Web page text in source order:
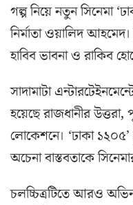
গল্প নিয়ে নতুন সিনেমা
নির্মাতা ওয়ালিদ
হাবিব ভাবনা ও রাকিব
সাদামাটা
হয়েছে রাজধানীর উত্তরা,
লোকেশনে। ‘ঢাকা
অচেনা বাস্তবতাকে
চলচ্চিত্রটিতে আরও